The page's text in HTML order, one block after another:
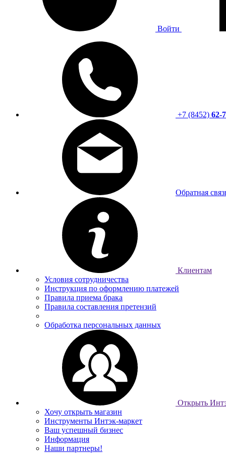
Войти
+7 (8452) 62-
Обратная
Клиентам
Условия сотрудничества
Инструкция по оформлению платежей
Правила приема брака
Правила составления претензий
Обработка персональных данных
Открыть
Хочу открыть магазин
Инструменты Интэк-маркет
Ваш успешный бизнес
Информация
Наши партнеры!